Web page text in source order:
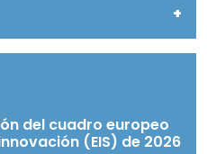
+
del cuadro europeo
(EIS) de 2026